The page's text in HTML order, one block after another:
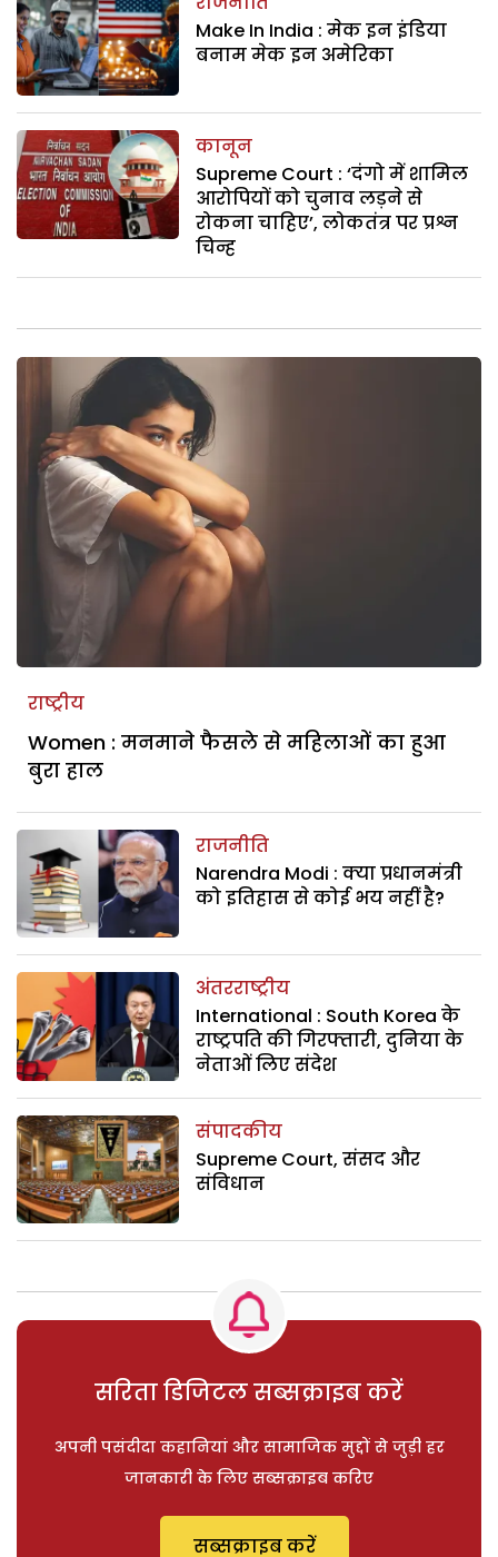
Make In India : मेक इन इंडिया
बनाम मेक इन अमेरिका
कानून
Supreme Court : ‘दंगो में शामिल
आरोपियों को चुनाव लड़ने से
रोकना चाहिए’, लोकतंत्र पर प्रश्न
चिन्ह
राष्ट्रीय
Women : मनमाने फैसले से महिलाओं का हुआ
बुरा हाल
राजनीति
Narendra Modi : क्या प्रधानमंत्री
को इतिहास से कोई भय नहीं है?
अंतरराष्ट्रीय
International : South Korea के
राष्ट्रपति की गिरफ्तारी, दुनिया के
नेताओं लिए संदेश
संपादकीय
Supreme Court, संसद और
संविधान
सरिता डिजिटल सब्सक्राइब करें
अपनी पसंदीदा कहानियां और सामाजिक मुद्दों से जुड़ी हर
जानकारी के लिए सब्सक्राइब करिए
सब्सक्राइब करें